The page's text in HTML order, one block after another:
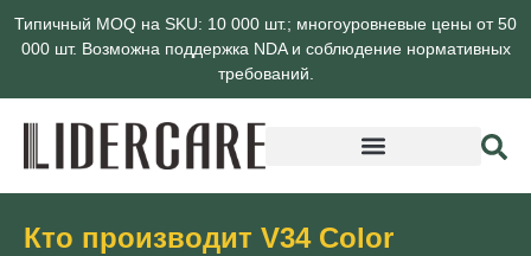
Типичный MOQ на SKU: 10 000 шт.; многоуровневые цены от 50
000 шт. Возможна поддержка NDA и соблюдение нормативных
требований.
Кто производит V34 Color